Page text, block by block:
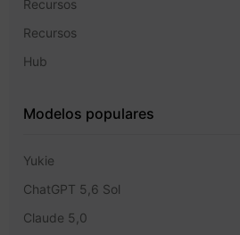
Recursos
Recursos
Hub
Modelos populares
Yukie
ChatGPT 5,6 Sol
Claude 5,0